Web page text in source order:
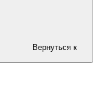
Вернуться к